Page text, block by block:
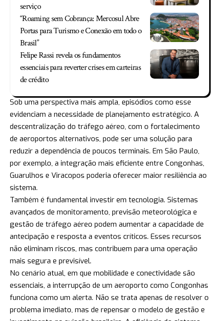
serviço
“Roaming sem Cobrança: Mercosul Abre
Portas para Turismo e Conexão em todo o
Brasil”
Felipe Rassi revela os fundamentos
essenciais para reverter crises em carteiras
de crédito
Sob uma perspectiva mais ampla, episódios como esse
evidenciam a necessidade de planejamento estratégico. A
descentralização do tráfego aéreo, com o fortalecimento
de aeroportos alternativos, pode ser uma solução para
reduzir a dependência de poucos terminais. Em São Paulo,
por exemplo, a integração mais eficiente entre Congonhas,
Guarulhos e Viracopos poderia oferecer maior resiliência ao
sistema.
Também é fundamental investir em tecnologia. Sistemas
avançados de monitoramento, previsão meteorológica e
gestão de tráfego aéreo podem aumentar a capacidade de
antecipação e resposta a eventos críticos. Esses recursos
não eliminam riscos, mas contribuem para uma operação
mais segura e previsível.
No cenário atual, em que mobilidade e conectividade são
essenciais, a interrupção de um aeroporto como Congonhas
funciona como um alerta. Não se trata apenas de resolver o
problema imediato, mas de repensar o modelo de gestão e